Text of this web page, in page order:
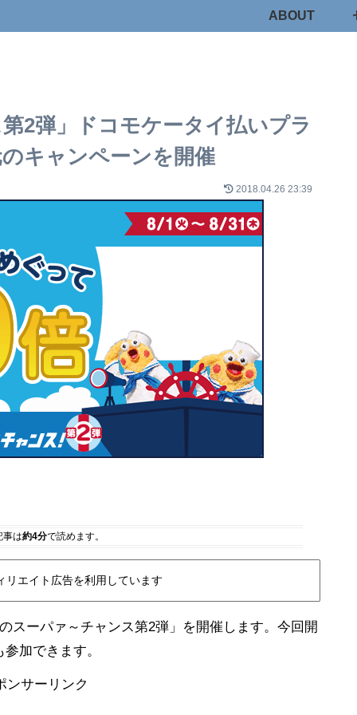
ABOUT
2弾」ドコモケータイ払いプラ
キャンペーンを開催
2018.04.26 23:39
事は約4分で読めます。
エイト広告を利用しています
スーパァ～チャンス第2弾」を開催します。今回開
加できます。
ンサーリンク